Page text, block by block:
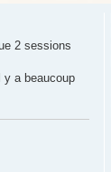
2 sessions
y a beaucoup